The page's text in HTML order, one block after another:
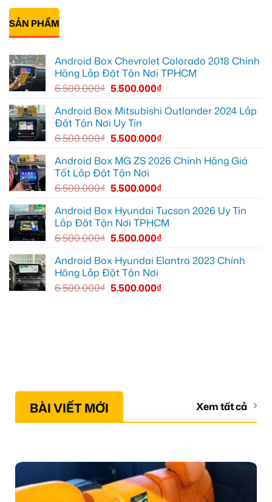
cao
trải
nghiệm
ở
Hóc
Môn
thoải
mái
hơn
Android
box
xe
Quận
bản
tiện
lợi
hơn
có
luận
ở
Chị
Android
Box
Geely
EX2
Quận
Thạnh
để
biến
zin
thông
minh
SẢN PHẨM
Android Box Chevrolet Colorado 2018 Chính
Hãng Lắp Đặt Tận Nơi TPHCM
6.500.000₫ 5.500.000₫
Android Box Mitsubishi Outlander 2024 Lắp
Đặt Tận Nơi Uy Tín
6.500.000₫ 5.500.000₫
Android Box MG ZS 2026 Chính Hãng Giá
Tốt Lắp Đặt Tận Nơi
6.500.000₫ 5.500.000₫
Android Box Hyundai Tucson 2026 Uy Tín
Lắp Đặt Tận Nơi TPHCM
6.500.000₫ 5.500.000₫
Android Box Hyundai Elantra 2023 Chính
Hãng Lắp Đặt Tận Nơi
6.500.000₫ 5.500.000₫
BÀI VIẾT MỚI Xem tất cả